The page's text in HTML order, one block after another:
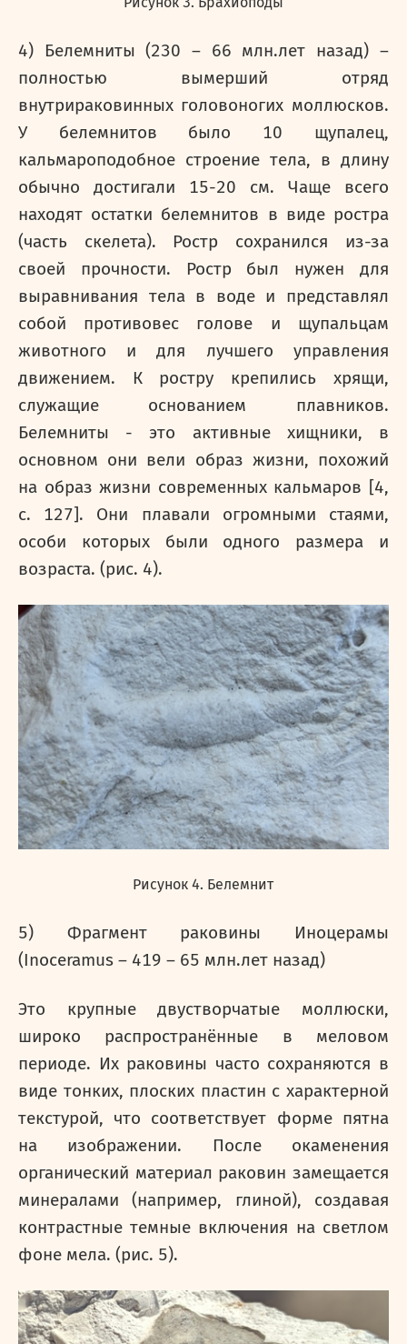
4) Белемниты (230 – 66 млн.лет назад) –
полностью вымерший отряд
внутрираковинных головоногих моллюсков.
У белемнитов было 10 щупалец,
кальмароподобное строение тела, в длину
обычно достигали 15-20 см. Чаще всего
находят остатки белемнитов в виде ростра
(часть скелета). Ростр сохранился из-за
своей прочности. Ростр был нужен для
выравнивания тела в воде и представлял
собой противовес голове и щупальцам
животного и для лучшего управления
движением. К ростру крепились хрящи,
служащие основанием плавников.
Белемниты - это активные хищники, в
основном они вели образ жизни, похожий
на образ жизни современных кальмаров [4,
c. 127]. Они плавали огромными стаями,
особи которых были одного размера и
возраста. (рис. 4).
Рисунок 4. Белемнит
5) Фрагмент раковины Иноцерамы
(Inoceramus – 419 – 65 млн.лет назад)
Это крупные двустворчатые моллюски,
широко распространённые в меловом
периоде. Их раковины часто сохраняются в
виде тонких, плоских пластин с характерной
текстурой, что соответствует форме пятна
на изображении. После окаменения
органический материал раковин замещается
минералами (например, глиной), создавая
контрастные темные включения на светлом
фоне мела. (рис. 5).